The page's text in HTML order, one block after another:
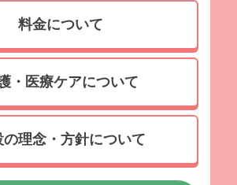
料金について
・医療ケアについて
の理念・方針について